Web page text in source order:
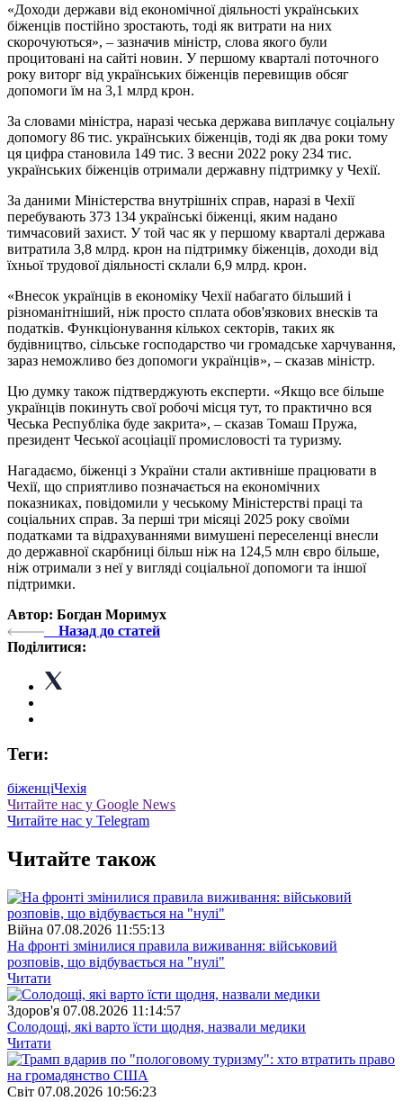
«Доходи держави від економічної діяльності українських
біженців постійно зростають, тоді як витрати на них
скорочуються», – зазначив міністр, слова якого були
процитовані на сайті новин. У першому кварталі поточного
року виторг від українських біженців перевищив обсяг
допомоги їм на 3,1 млрд крон.
За словами міністра, наразі чеська держава виплачує соціальну
допомогу 86 тис. українських біженців, тоді як два роки тому
ця цифра становила 149 тис. З весни 2022 року 234 тис.
українських біженців отримали державну підтримку у Чехії.
За даними Міністерства внутрішніх справ, наразі в Чехії
перебувають 373 134 українські біженці, яким надано
тимчасовий захист. У той час як у першому кварталі держава
витратила 3,8 млрд. крон на підтримку біженців, доходи від
їхньої трудової діяльності склали 6,9 млрд. крон.
«Внесок українців в економіку Чехії набагато більший і
різноманітніший, ніж просто сплата обов'язкових внесків та
податків. Функціонування кількох секторів, таких як
будівництво, сільське господарство чи громадське харчування,
зараз неможливо без допомоги українців», – сказав міністр.
Цю думку також підтверджують експерти. «Якщо все більше
українців покинуть свої робочі місця тут, то практично вся
Чеська Республіка буде закрита», – сказав Томаш Пружа,
президент Чеської асоціації промисловості та туризму.
Нагадаємо, біженці з України стали активніше працювати в
Чехії, що сприятливо позначається на економічних
показниках, повідомили у чеському Міністерстві праці та
соціальних справ. За перші три місяці 2025 року своїми
податками та відрахуваннями вимушені переселенці внесли
до державної скарбниці більш ніж на 124,5 млн євро більше,
ніж отримали з неї у вигляді соціальної допомоги та іншої
підтримки.
Автор: Богдан Моримух
Назад до статей
Поділитися:
Теги:
біженціЧехія
Читайте нас у Google News
Читайте нас у Telegram
Читайте також
Війна 07.08.2026 11:55:13
На фронті змінилися правила виживання: військовий
розповів, що відбувається на "нулі"
Читати
Здоров'я 07.08.2026 11:14:57
Солодощі, які варто їсти щодня, назвали медики
Читати
Свiт 07.08.2026 10:56:23